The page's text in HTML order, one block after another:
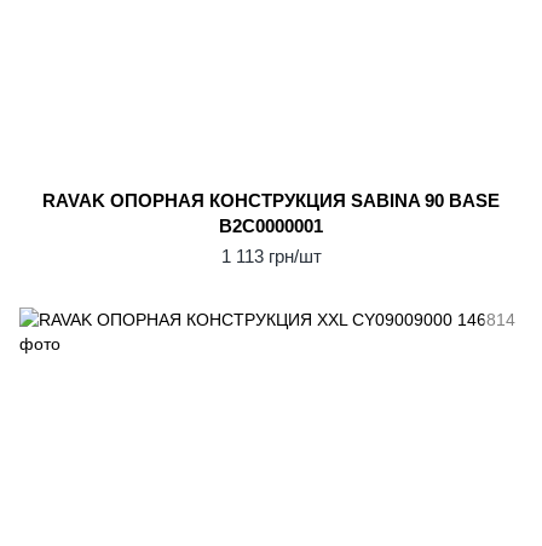
RAVAK ОПОPНАЯ КОНСТPУКЦИЯ SABINA 90 BASE
B2C0000001
1 113 грн/шт